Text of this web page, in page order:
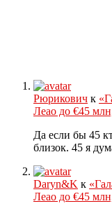
Рюрикович к
Леао до €45
Да если бы 45
близок. 45 я
Daryn&K к
Леао до €45